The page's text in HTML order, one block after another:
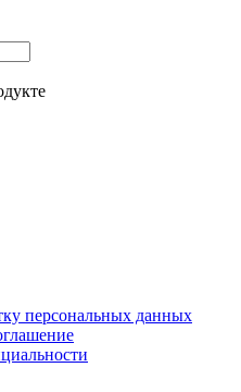
персональных данных